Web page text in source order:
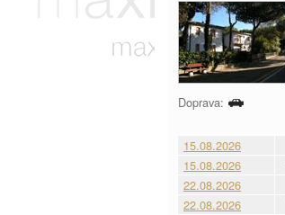
Doprava:
15.08.2026
15.08.2026
22.08.2026
22.08.2026